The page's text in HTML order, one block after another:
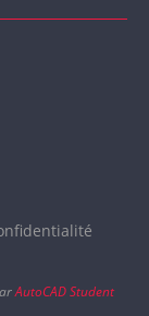
AutoCAD Student